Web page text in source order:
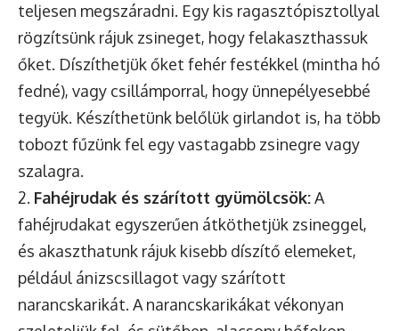
teljesen megszáradni. Egy kis ragasztópisztollyal
rögzítsünk rájuk zsineget, hogy felakaszthassuk
őket. Díszíthetjük őket fehér festékkel (mintha hó
fedné), vagy csillámporral, hogy ünnepélyesebbé
tegyük. Készíthetünk belőlük girlandot is, ha több
tobozt fűzünk fel egy vastagabb zsinegre vagy
szalagra.
2. Fahéjrudak és szárított gyümölcsök:A
fahéjrudakat egyszerűen átköthetjük zsineggel,
és akaszthatunk rájuk kisebb díszítő elemeket,
például ánizscsillagot vagy szárított
narancskarikát. A narancskarikákat vékonyan